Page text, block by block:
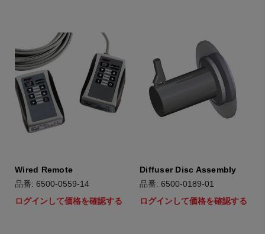
Wired Remote
品番: 6500-0559-14
ログインして価格を確認する
Diffuser Disc Assembly
品番: 6500-0189-01
ログインして価格を確認する